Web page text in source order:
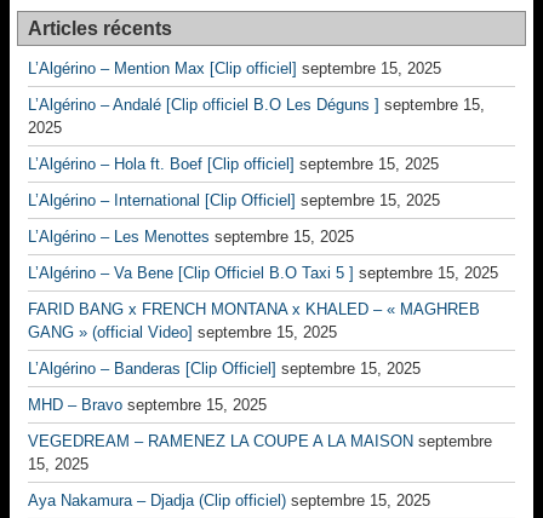
Articles récents
L’Algérino – Mention Max [Clip officiel] septembre 15, 2025
L’Algérino – Andalé [Clip officiel B.O Les Déguns ] septembre 15,
2025
L’Algérino – Hola ft. Boef [Clip officiel] septembre 15, 2025
L’Algérino – International [Clip Officiel] septembre 15, 2025
L’Algérino – Les Menottes septembre 15, 2025
L’Algérino – Va Bene [Clip Officiel B.O Taxi 5 ] septembre 15, 2025
FARID BANG x FRENCH MONTANA x KHALED – « MAGHREB
GANG » (official Video] septembre 15, 2025
L’Algérino – Banderas [Clip Officiel] septembre 15, 2025
MHD – Bravo septembre 15, 2025
VEGEDREAM – RAMENEZ LA COUPE A LA MAISON septembre
15, 2025
Aya Nakamura – Djadja (Clip officiel) septembre 15, 2025